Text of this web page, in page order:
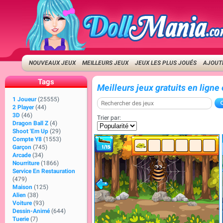
NOUVEAUX JEUX MEILLEURS JEUX JEUX LES PLUS JOUÉS
Tags
1 Joueur (25555)
2 Player (44)
3D (46)
Dragon Ball Z (4)
Shoot 'Em Up (29)
Compte Y8 (1553)
Garçon (745)
Arcade (34)
Nourriture (1866)
Service En Restauration
(479)
Maison (125)
Alien (38)
Voiture (93)
Dessin-Animé (644)
Tuerie (7)
Meilleurs jeux gratuits en ligne
Trier par: